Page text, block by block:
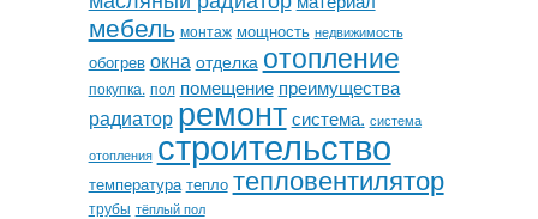
мебель монтаж мощность недвижимость
обогрев окна отделка отопление
покупка. пол помещение преимущества
радиатор ремонт система. система
отопления строительство
температура тепло тепловентилятор
трубы тёплый пол